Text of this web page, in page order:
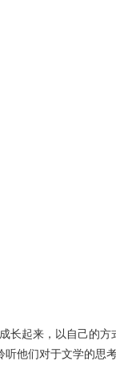
长起来，以自己的方
他们对于文学的思